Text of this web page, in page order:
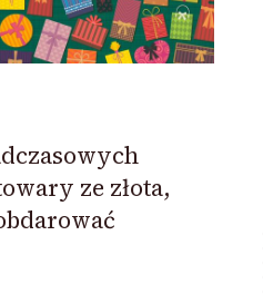
ze złota,